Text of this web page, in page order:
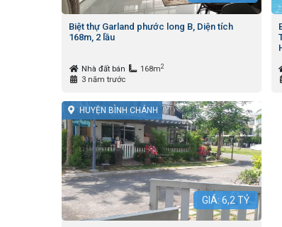
Biệt thự Garland phước long B, Diện tích
168m, 2 lầu
Nhà đất bán 168m2
3 năm trước
HUYỆN BÌNH CHÁNH
GIÁ: 6,2 TỶ